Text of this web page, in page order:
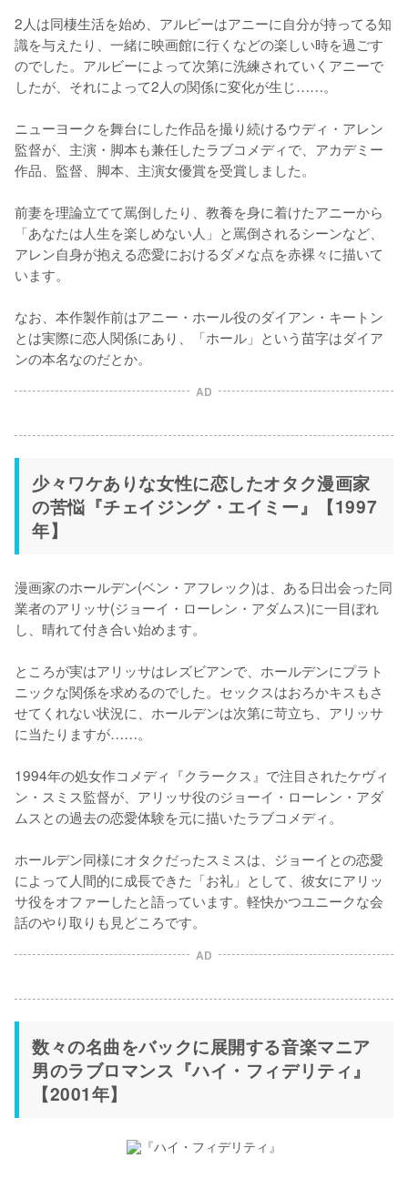
2人は同棲生活を始め、アルビーはアニーに自分が持ってる知
識を与えたり、一緒に映画館に行くなどの楽しい時を過ごす
のでした。アルビーによって次第に洗練されていくアニーで
したが、それによって2人の関係に変化が生じ……。
ニューヨークを舞台にした作品を撮り続けるウディ・アレン
監督が、主演・脚本も兼任したラブコメディで、アカデミー
作品、監督、脚本、主演女優賞を受賞しました。
前妻を理論立てて罵倒したり、教養を身に着けたアニーから
「あなたは人生を楽しめない人」と罵倒されるシーンなど、
アレン自身が抱える恋愛におけるダメな点を赤裸々に描いて
います。
なお、本作製作前はアニー・ホール役のダイアン・キートン
とは実際に恋人関係にあり、「ホール」という苗字はダイア
ンの本名なのだとか。
AD
少々ワケありな女性に恋したオタク漫画家
の苦悩『チェイジング・エイミー』【1997
年】
漫画家のホールデン(ベン・アフレック)は、ある日出会った同
業者のアリッサ(ジョーイ・ローレン・アダムス)に一目ぼれ
し、晴れて付き合い始めます。
ところが実はアリッサはレズビアンで、ホールデンにプラト
ニックな関係を求めるのでした。セックスはおろかキスもさ
せてくれない状況に、ホールデンは次第に苛立ち、アリッサ
に当たりますが……。
1994年の処女作コメディ『クラークス』で注目されたケヴィ
ン・スミス監督が、アリッサ役のジョーイ・ローレン・アダ
ムスとの過去の恋愛体験を元に描いたラブコメディ。
ホールデン同様にオタクだったスミスは、ジョーイとの恋愛
によって人間的に成長できた「お礼」として、彼女にアリッ
サ役をオファーしたと語っています。軽快かつユニークな会
話のやり取りも見どころです。
AD
数々の名曲をバックに展開する音楽マニア
男のラブロマンス『ハイ・フィデリティ』
【2001年】